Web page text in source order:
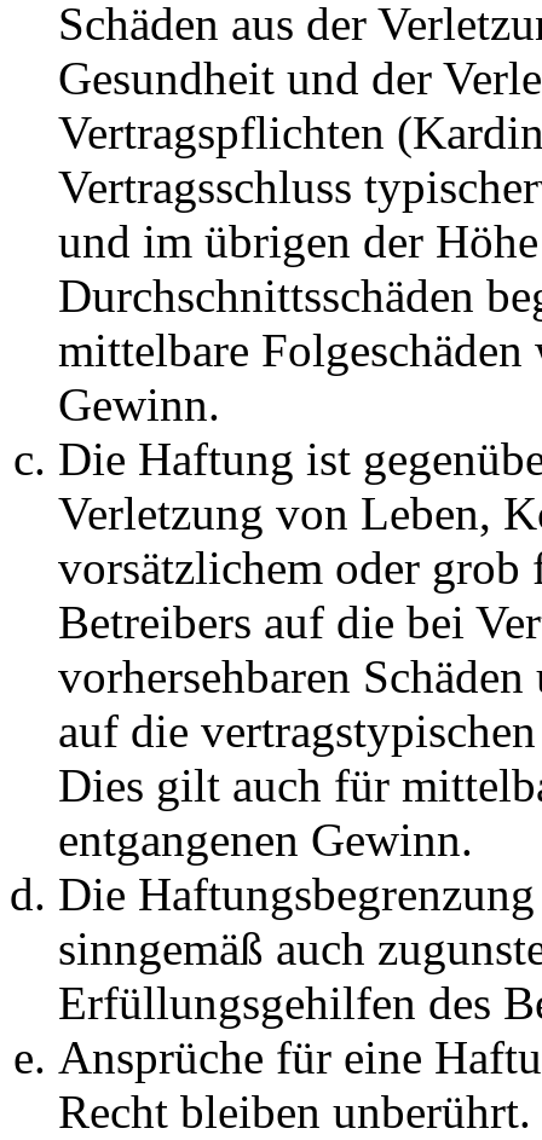
Schäden aus der
Gesundheit und der
Vertragspflichten
Vertragsschluss
und im übrigen der
Durchschnittsschäden
mittelbare Folgeschäden
Gewinn.
Die Haftung ist
Verletzung von Leben,
vorsätzlichem oder grob
Betreibers auf die bei
vorhersehbaren
auf die
Dies gilt auch für
entgangenen Gewinn.
Die
sinngemäß auch
Erfüllungsgehilfen des
Ansprüche für eine
Recht bleiben unberührt.